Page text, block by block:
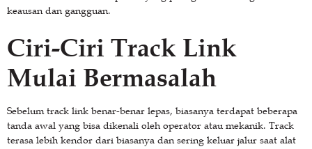
keausan dan gangguan.
Ciri-Ciri Track Link
Mulai Bermasalah
Sebelum track link benar-benar lepas, biasanya terdapat beberapa
tanda awal yang bisa dikenali oleh operator atau mekanik. Track
terasa lebih kendor dari biasanya dan sering keluar jalur saat alat